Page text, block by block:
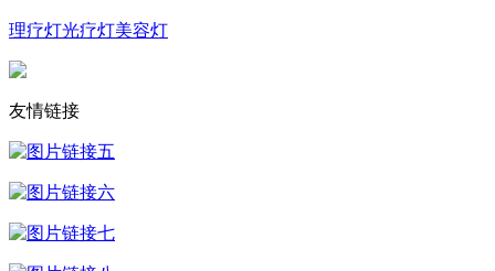
理疗灯光疗灯美容灯
友情链接